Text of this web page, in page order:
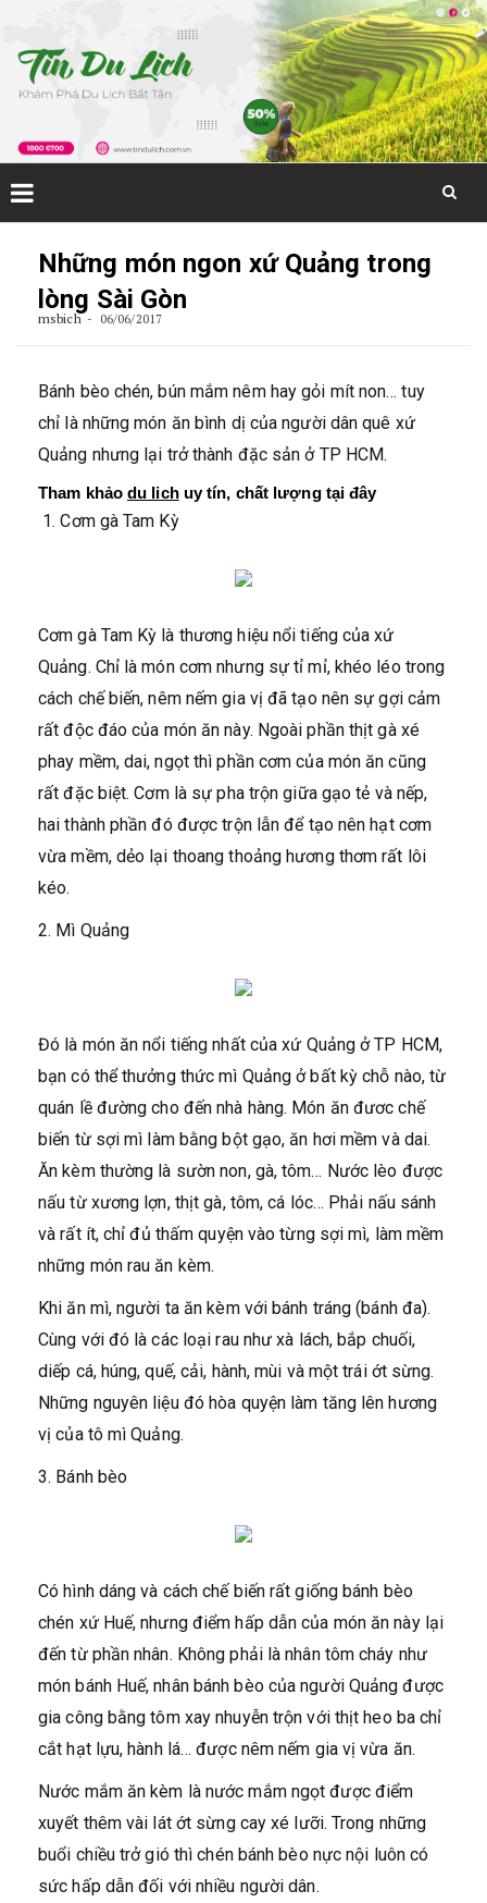
Những món ngon xứ Quảng trong
lòng Sài Gòn
msbich 06/06/2017
Bánh bèo chén, bún mắm nêm hay gỏi mít non… tuy
chỉ là những món ăn bình dị của người dân quê xứ
Quảng nhưng lại trở thành đặc sản ở TP HCM.
Tham khảo du lich uy tín, chất lượng tại đây
1. Cơm gà Tam Kỳ
Cơm gà Tam Kỳ là thương hiệu nổi tiếng của xứ
Quảng. Chỉ là món cơm nhưng sự tỉ mỉ, khéo léo trong
cách chế biến, nêm nếm gia vị đã tạo nên sự gợi cảm
rất độc đáo của món ăn này. Ngoài phần thịt gà xé
phay mềm, dai, ngọt thì phần cơm của món ăn cũng
rất đặc biệt. Cơm là sự pha trộn giữa gạo tẻ và nếp,
hai thành phần đó được trộn lẫn để tạo nên hạt cơm
vừa mềm, dẻo lại thoang thoảng hương thơm rất lôi
kéo.
2. Mì Quảng
Đó là món ăn nổi tiếng nhất của xứ Quảng ở TP HCM,
bạn có thể thưởng thức mì Quảng ở bất kỳ chỗ nào, từ
quán lề đường cho đến nhà hàng. Món ăn đươc chế
biến từ sợi mì làm bằng bột gạo, ăn hơi mềm và dai.
Ăn kèm thường là sườn non, gà, tôm… Nước lèo được
nấu từ xương lợn, thịt gà, tôm, cá lóc… Phải nấu sánh
và rất ít, chỉ đủ thấm quyện vào từng sợi mì, làm mềm
những món rau ăn kèm.
Khi ăn mì, người ta ăn kèm với bánh tráng (bánh đa).
Cùng với đó là các loại rau như xà lách, bắp chuối,
diếp cá, húng, quế, cải, hành, mùi và một trái ớt sừng.
Những nguyên liệu đó hòa quyện làm tăng lên hương
vị của tô mì Quảng.
3. Bánh bèo
Có hình dáng và cách chế biến rất giống bánh bèo
chén xứ Huế, nhưng điểm hấp dẫn của món ăn này lại
đến từ phần nhân. Không phải là nhân tôm cháy như
món bánh Huế, nhân bánh bèo của người Quảng được
gia công bằng tôm xay nhuyễn trộn với thịt heo ba chỉ
cắt hạt lựu, hành lá… được nêm nếm gia vị vừa ăn.
Nước mắm ăn kèm là nước mắm ngọt được điểm
xuyết thêm vài lát ớt sừng cay xé lưỡi. Trong những
buổi chiều trở gió thì chén bánh bèo nực nội luôn có
sức hấp dẫn đối với nhiều người dân.